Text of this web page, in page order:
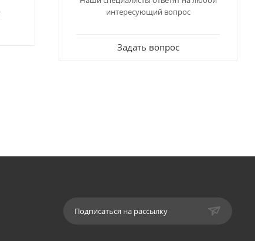
интересующий вопрос
Задать вопрос
Подписаться на рассылку